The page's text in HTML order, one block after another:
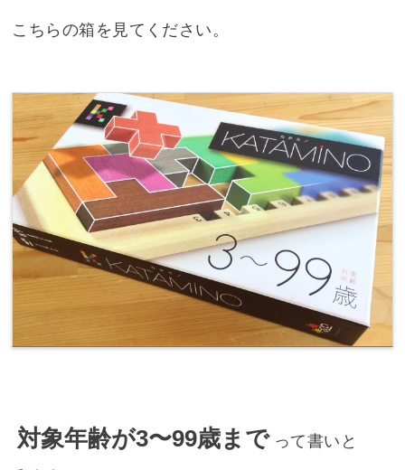
こちらの箱を見てください。
対象年齢が3〜99歳まで って書いと